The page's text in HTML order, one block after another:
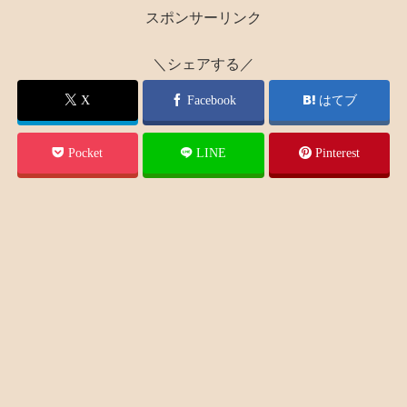
スポンサーリンク
＼シェアする／
X Facebook はてブ
Pocket LINE Pinterest